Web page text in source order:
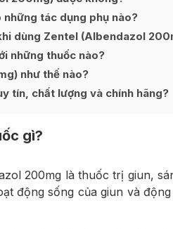
tác dụng phụ nào?
dùng Zentel (Albendazol
những thuốc nào?
như thế nào?
tín, chất lượng và chính hãng?
gì?
200mg là thuốc trị giun,
động sống của giun và